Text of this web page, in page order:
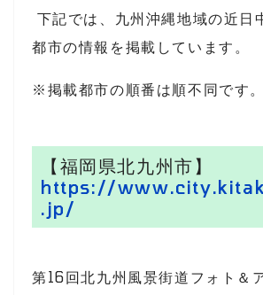
下記では、九州沖縄地域の近日
都市の情報を掲載しています。
※掲載都市の順番は順不同です。
【福岡県北九州市】
https://
.jp/
第16回北九州風景街道フォト＆